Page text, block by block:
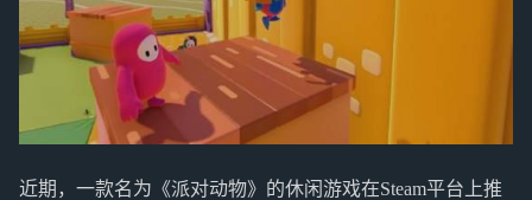
近期，一款名为《派对动物》的休闲游戏在Steam平台上推